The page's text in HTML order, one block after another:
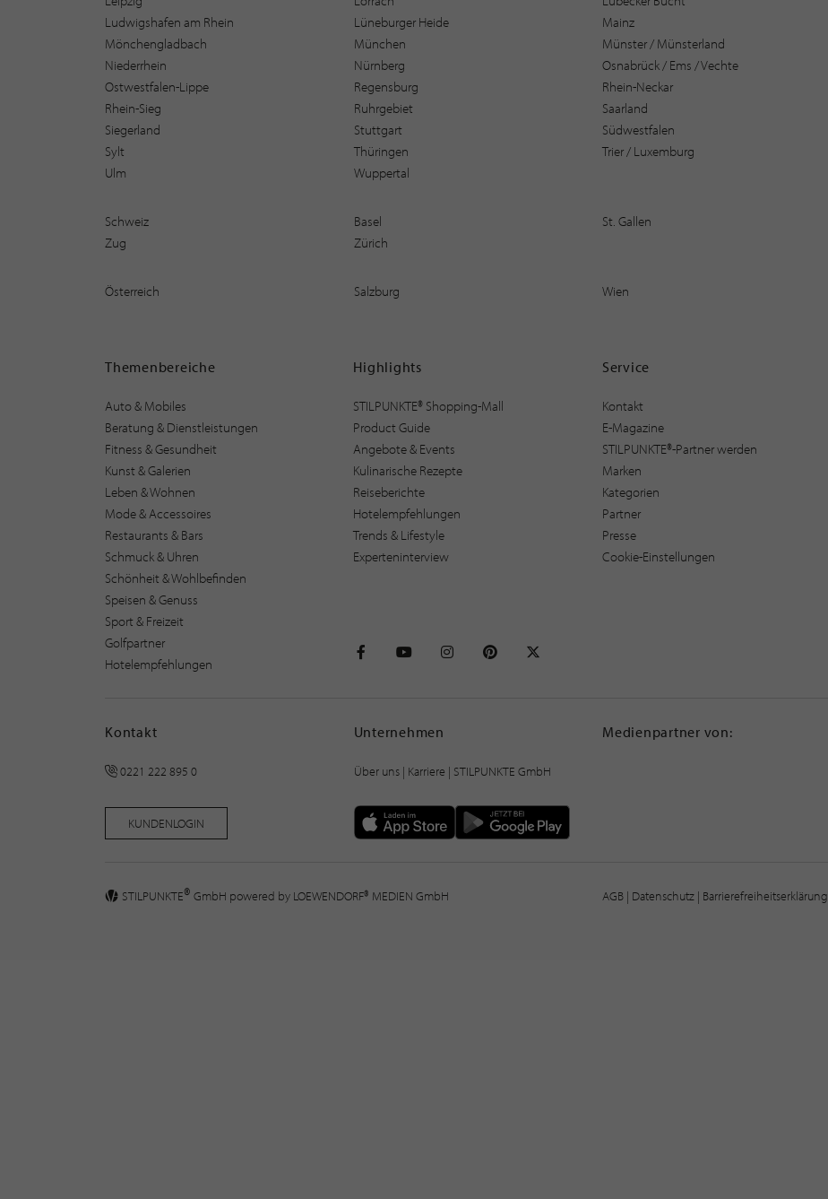
Ludwigshafen am Rhein
Lüneburger Heide
Mainz
Mönchengladbach
München
Münster / Münsterland
Niederrhein
Nürnberg
Osnabrück / Ems / Vechte
Ostwestfalen-Lippe
Regensburg
Rhein-Neckar
Rhein-Sieg
Ruhrgebiet
Saarland
Siegerland
Stuttgart
Südwestfalen
Sylt
Thüringen
Trier / Luxemburg
Ulm
Wuppertal
Schweiz Basel
St. Gallen
Zug
Zürich
Österreich Salzburg Wien
Themenbereiche
Auto & Mobiles
Beratung & Dienstleistungen
Fitness & Gesundheit
Kunst & Galerien
Leben & Wohnen
Mode & Accessoires
Restaurants & Bars
Schmuck & Uhren
Schönheit & Wohlbefinden
Speisen & Genuss
Sport & Freizeit
Golfpartner
Hotelempfehlungen
Highlights
STILPUNKTE® Shopping-Mall
Product Guide
Angebote & Events
Kulinarische Rezepte
Reiseberichte
Hotelempfehlungen
Trends & Lifestyle
Experteninterview
Service
Kontakt
E-Magazine
STILPUNKTE®-Partner werden
Marken
Kategorien
Partner
Presse
Cookie-Einstellungen
Kontakt
0221 222 895 0
KUNDENLOGIN
Unternehmen
Über uns| Karriere | STILPUNKTE GmbH
Medienpartner von:
STILPUNKTE® GmbH powered by LOEWENDORF® MEDIEN GmbH AGB | Datenschutz | Barrierefreiheitserklärung